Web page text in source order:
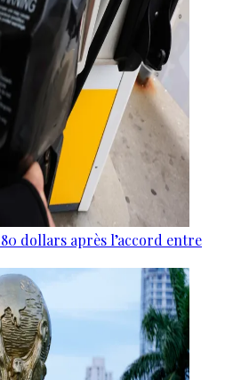
dollars après l’accord entre